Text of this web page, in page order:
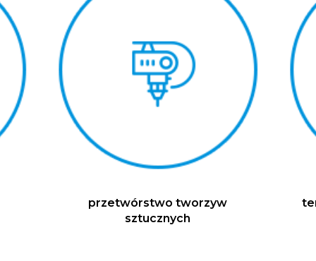
przetwórstwo tworzyw
sztucznych